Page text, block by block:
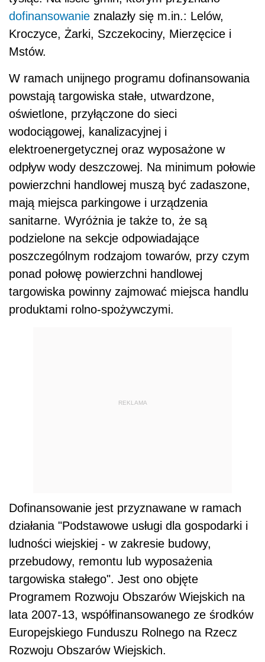
dofinansowanie znalazły się m.in.: Lelów,
Kroczyce, Żarki, Szczekociny, Mierzęcice i
Mstów.
W ramach unijnego programu dofinansowania
powstają targowiska stałe, utwardzone,
oświetlone, przyłączone do sieci
wodociągowej, kanalizacyjnej i
elektroenergetycznej oraz wyposażone w
odpływ wody deszczowej. Na minimum połowie
powierzchni handlowej muszą być zadaszone,
mają miejsca parkingowe i urządzenia
sanitarne. Wyróżnia je także to, że są
podzielone na sekcje odpowiadające
poszczególnym rodzajom towarów, przy czym
ponad połowę powierzchni handlowej
targowiska powinny zajmować miejsca handlu
produktami rolno-spożywczymi.
REKLAMA
Dofinansowanie jest przyznawane w ramach
działania "Podstawowe usługi dla gospodarki i
ludności wiejskiej - w zakresie budowy,
przebudowy, remontu lub wyposażenia
targowiska stałego". Jest ono objęte
Programem Rozwoju Obszarów Wiejskich na
lata 2007-13, współfinansowanego ze środków
Europejskiego Funduszu Rolnego na Rzecz
Rozwoju Obszarów Wiejskich.